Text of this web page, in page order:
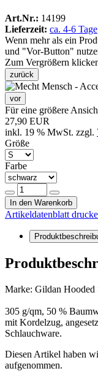
Art.Nr.: 14199
Lieferzeit: ca. 4-6 Tage
Wenn mehr als ein
und "Vor-Button"
Zum Vergrößern
zurück
vor
Für eine größere
27,90 EUR
inkl. 19 % MwSt. zzgl.
Größe
Farbe
In den Warenkorb
Artikeldatenblatt
Marke: Gildan Hooded
305 g/qm, 50 %
mit Kordelzug,
Schlauchware.
Diesen Artikel haben
aufgenommen.